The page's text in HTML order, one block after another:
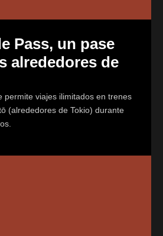
Pass, un pase
alrededores de
permite viajes ilimitados en trenes
(alrededores de Tokio) durante